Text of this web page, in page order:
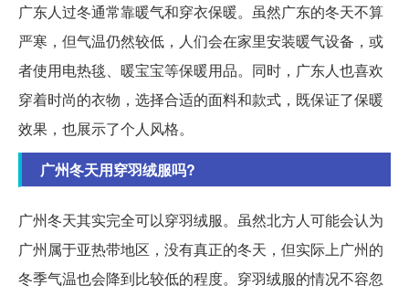
广东人过冬通常靠暖气和穿衣保暖。虽然广东的冬天不算
严寒，但气温仍然较低，人们会在家里安装暖气设备，或
者使用电热毯、暖宝宝等保暖用品。同时，广东人也喜欢
穿着时尚的衣物，选择合适的面料和款式，既保证了保暖
效果，也展示了个人风格。
广州冬天用穿羽绒服吗?
广州冬天其实完全可以穿羽绒服。虽然北方人可能会认为
广州属于亚热带地区，没有真正的冬天，但实际上广州的
冬季气温也会降到比较低的程度。穿羽绒服的情况不容忽